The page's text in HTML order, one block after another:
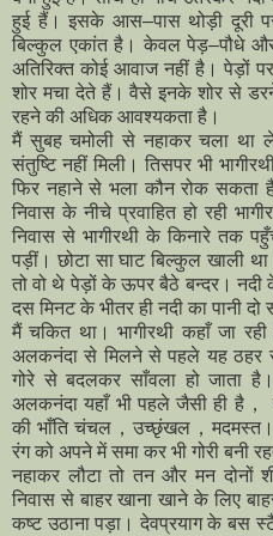
हुई हैं। इसके आस–पास थोड़ी दूरी
बिल्कुल एकांत है। केवल पेड़–पौधे
अतिरिक्त कोई आवाज नहीं है। पेड़ों
शोर मचा देते हैं। वैसे इनके शोर से
रहने की अधिक आवश्यकता है।
मैं सुबह चमोली से नहाकर चला था
संतुष्टि नहीं मिली। तिसपर भी
फिर नहाने से भला कौन रोक सकता
निवास के नीचे प्रवाहित हो रही
निवास से भागीरथी के किनारे तक
पड़ीं। छोटा सा घाट बिल्कुल खाली
तो वो थे पेड़ों के ऊपर बैठे बन्दर। नदी
दस मिनट के भीतर ही नदी का पानी दो
मैं चकित था। भागीरथी कहाँ जा
अलकनंदा से मिलने से पहले यह ठहर
गोरे से बदलकर साँवला हो जाता
अलकनंदा यहाँ भी पहले जैसी ही है，
की भाँति चंचल，उच्छृंखल，मदमस्त।
रंग को अपने में समा कर भी गोरी बनी
नहाकर लौटा तो तन और मन दोनों
निवास से बाहर खाना खाने के लिए
कष्ट उठाना पड़ा। देवप्रयाग के बस